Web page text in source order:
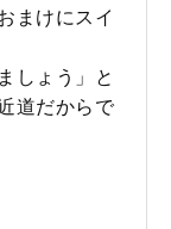
まけにスイ
しょう」と
道だからで